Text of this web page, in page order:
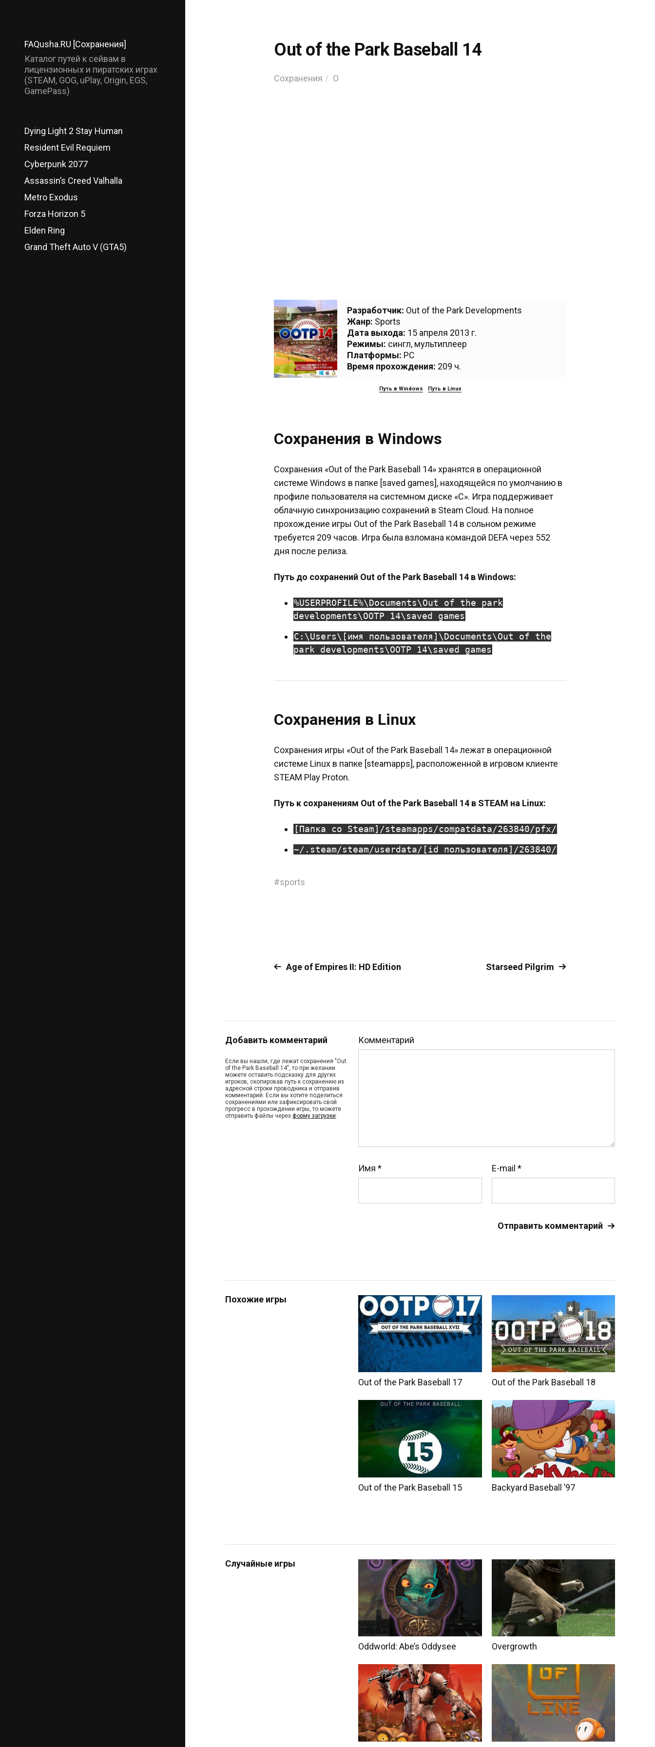
FAQusha.RU [Сохранения]
Каталог путей к сейвам в
лицензионных и пиратских играх
(STEAM, GOG, uPlay, Origin, EGS,
GamePass)
Dying Light 2 Stay Human
Resident Evil Requiem
Cyberpunk 2077
Assassin’s Creed Valhalla
Metro Exodus
Forza Horizon 5
Elden Ring
Grand Theft Auto V (GTA5)
Out of the Park Baseball 14
Сохранения O
Разработчик: Out of the Park Developments
Жанр: Sports
Дата выхода: 15 апреля 2013 г.
Режимы: сингл, мультиплеер
Платформы: PC
Время прохождения: 209 ч.
Путь в Windows Путь в Linux
Сохранения в Windows
Сохранения «Out of the Park Baseball 14» хранятся в операционной
системе Windows в папке [saved games], находящейся по умолчанию в
профиле пользователя на системном диске «C». Игра поддерживает
облачную синхронизацию сохранений в Steam Cloud. На полное
прохождение игры Out of the Park Baseball 14 в сольном режиме
требуется 209 часов. Игра была взломана командой DEFA через 552
дня после релиза.
Путь до сохранений Out of the Park Baseball 14 в Windows:
%USERPROFILE%\Documents\Out of the park
developments\OOTP 14\saved games
C:\Users\[имя пользователя]\Documents\Out of the
park developments\OOTP 14\saved games
Сохранения в Linux
Сохранения игры «Out of the Park Baseball 14» лежат в операционной
системе Linux в папке [steamapps], расположенной в игровом клиенте
STEAM Play Proton.
Путь к сохранениям Out of the Park Baseball 14 в STEAM на Linux:
[Папка со Steam]/steamapps/compatdata/263840/pfx/
~/.steam/steam/userdata/[id пользователя]/263840/
#sports
Age of Empires II: HD Edition Starseed Pilgrim
Добавить комментарий
Если вы нашли, где лежат сохранения "Out
of the Park Baseball 14", то при желании
можете оставить подсказку для других
игроков, скопировав путь к сохранению из
адресной строки проводника и отправив
комментарий. Если вы хотите поделиться
сохранениями или зафиксировать свой
прогресс в прохождении игры, то можете
отправить файлы через форму загрузки.
Комментарий
Имя * E-mail *
Похожие игры
Out of the Park Baseball 17 Out of the Park Baseball 18
Out of the Park Baseball 15 Backyard Baseball ’97
Случайные игры
Oddworld: Abe’s Oddysee Overgrowth